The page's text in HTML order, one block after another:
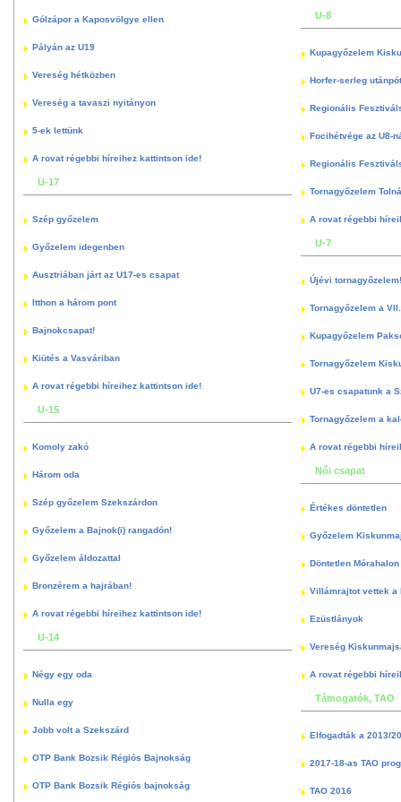
Gólzápor a Kaposvölgye ellen
Pályán az U19
Vereség hétközben
Vereség a tavaszi nyitányon
5-ek lettünk
A rovat régebbi híreihez kattintson ide!
U-17
Szép győzelem
Győzelem idegenben
Ausztriában járt az U17-es csapat
Itthon a három pont
Bajnokcsapat!
Kiütés a Vasváriban
A rovat régebbi híreihez kattintson ide!
U-15
Komoly zakó
Három oda
Szép győzelem Szekszárdon
Győzelem a Bajnok(i) rangadón!
Győzelem áldozattal
Bronzérem a hajrában!
A rovat régebbi híreihez kattintson ide!
U-14
Négy egy oda
Nulla egy
Jobb volt a Szekszárd
OTP Bank Bozsik Régiós Bajnokság
OTP Bank Bozsik Régiós bajnokság
U-8
Kupagyőzelem
Horfer-serleg
Regionális
Focihétvége az U8-
Regionális
Tornagyőzelem
A rovat régebbi
U-7
Újévi tornagyőzelem!
Tornagyőzelem a
Kupagyőzelem
Tornagyőzelem
U7-es csapatunk a
Tornagyőzelem a
A rovat régebbi
Női csapat
Értékes döntetlen
Győzelem
Döntetlen
Villámrajtot vettek a
Ezüstlányok
Vereség
A rovat régebbi
Támogatók, TAO
Elfogadták a 2013/
2017-18-as TAO
TAO 2016